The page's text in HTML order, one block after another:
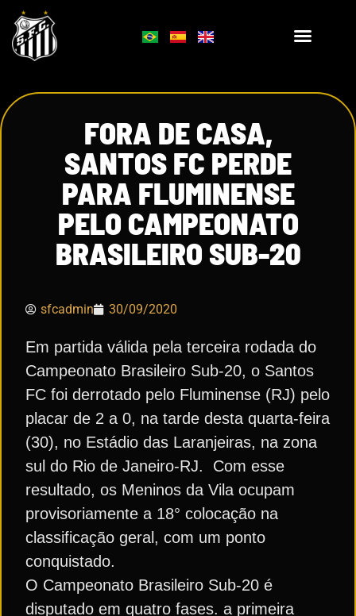
FORA DE CASA,
SANTOS FC PERDE
PARA FLUMINENSE
PELO CAMPEONATO
BRASILEIRO SUB-20
sfcadmin 30/09/2020
Em partida válida pela terceira rodada do
Campeonato Brasileiro Sub-20, o Santos
FC foi derrotado pelo Fluminense (RJ) pelo
placar de 2 a 0, na tarde desta quarta-feira
(30), no Estádio das Laranjeiras, na zona
sul do Rio de Janeiro-RJ. Com esse
resultado, os Meninos da Vila ocupam
provisoriamente a 18° colocação na
classificação geral, com um ponto
conquistado.
O Campeonato Brasileiro Sub-20 é
disputado em quatro fases. a primeira